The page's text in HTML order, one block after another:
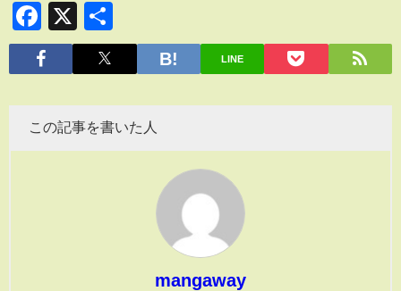
Facebook
X
有
LINE
この記事を書いた人
mangaway